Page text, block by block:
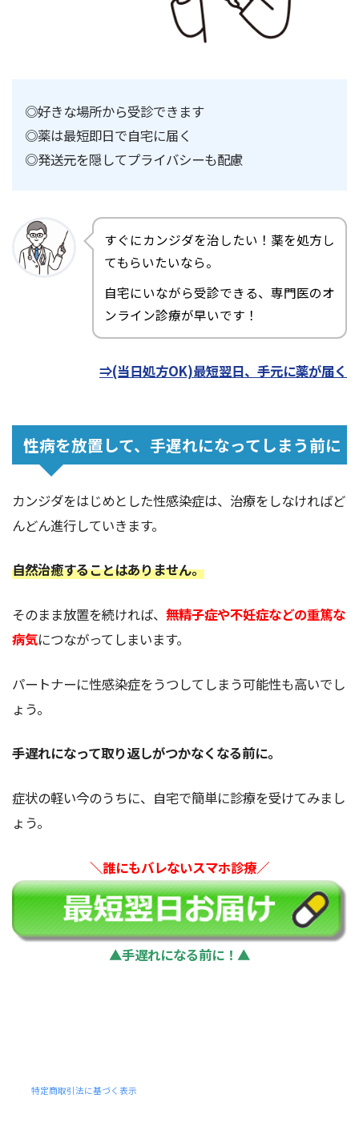
◎好きな場所から受診できます
◎薬は最短即日で自宅に届く
◎発送元を隠してプライバシーも配慮
すぐにカンジダを治したい！薬を処方し
てもらいたいなら。
自宅にいながら受診できる、専門医のオ
ンライン診療が早いです！
⇒(当日処方OK)最短翌日、手元に薬が届く
性病を放置して、手遅れになってしまう前に
カンジダをはじめとした性感染症は、治療をしなければど
んどん進行していきます。
自然治癒することはありません。
そのまま放置を続ければ、 無精子症や不妊症などの重篤な
病気につながってしまいます。
パートナーに性感染症をうつしてしまう可能性も高いでし
ょう。
手遅れになって取り返しがつかなくなる前に。
症状の軽い今のうちに、自宅で簡単に診療を受けてみまし
ょう。
＼誰にもバレないスマホ診療／
▲手遅れになる前に！▲
特定商取引法に基づく表示